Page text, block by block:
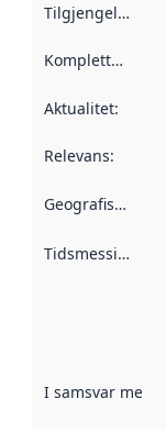
Tilgjengelighet
Kompletthet
Aktualitet:
Relevans:
Geografisk avgrensning
Tidsmessig avgrensning
I samsvar med